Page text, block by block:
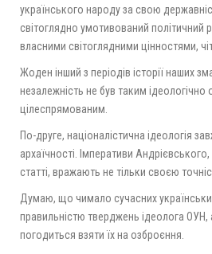
українського народу за свою
світоглядно умотивований політичний
власними світоглядними цінностями,
Жоден інший з періодів історії наших
незалежність не був таким ідеологічно
цілеспрямованим.
По-друге, націоналістична ідеологія
архаїчності. Імперативи Андрієвського,
статті, вражають не тільки своєю
Думаю, що чимало сучасних
правильністю тверджень ідеолога
погодиться взяти їх на озброєння.